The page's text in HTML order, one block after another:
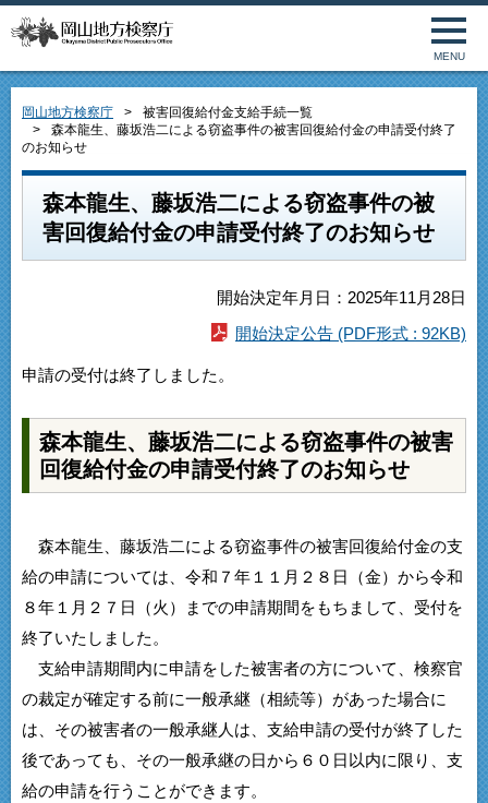
MENU
岡山地方検察庁
被害回復給付金支給手続一覧
森本龍生、藤坂浩二による窃盗事件の被害回復給付金の申請受付終了
のお知らせ
森本龍生、藤坂浩二による窃盗事件の被
害回復給付金の申請受付終了のお知らせ
開始決定年月日：2025年11月28日
開始決定公告 (PDF形式 : 92KB)
申請の受付は終了しました。
森本龍生、藤坂浩二による窃盗事件の被害
回復給付金の申請受付終了のお知らせ
森本龍生、藤坂浩二による窃盗事件の被害回復給付金の支
給の申請については、令和７年１１月２８日（金）から令和
８年１月２７日（火）までの申請期間をもちまして、受付を
終了いたしました。
支給申請期間内に申請をした被害者の方について、検察官
の裁定が確定する前に一般承継（相続等）があった場合に
は、その被害者の一般承継人は、支給申請の受付が終了した
後であっても、その一般承継の日から６０日以内に限り、支
給の申請を行うことができます。